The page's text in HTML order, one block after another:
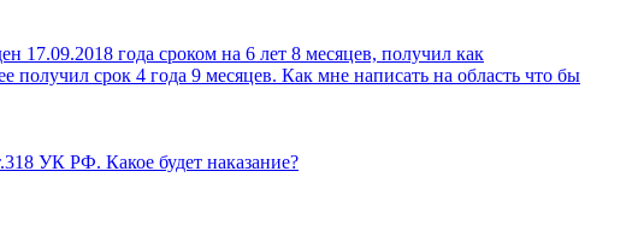
17.09.2018 года сроком на 6 лет 8 месяцев, получил как
срок 4 года 9 месяцев. Как мне написать на область что бы
УК РФ. Какое будет наказание?